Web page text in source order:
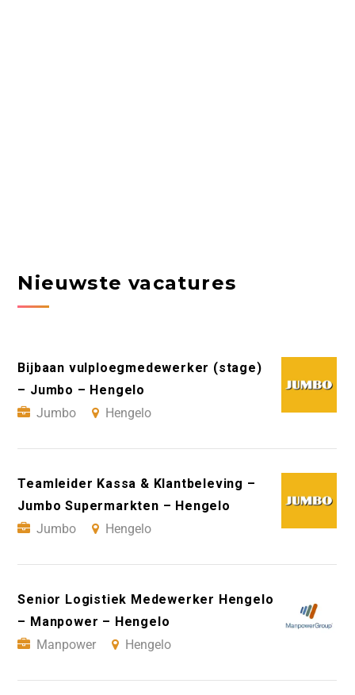
Nieuwste vacatures
Bijbaan vulploegmedewerker (stage)
– Jumbo – Hengelo
Jumbo
Hengelo
Teamleider Kassa & Klantbeleving –
Jumbo Supermarkten – Hengelo
Jumbo
Hengelo
Senior Logistiek Medewerker Hengelo
– Manpower – Hengelo
Manpower
Hengelo